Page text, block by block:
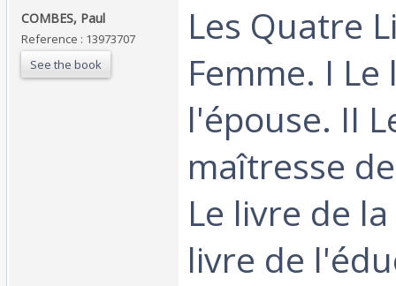
‎COMBES, Paul‎
Reference : 13973707
See the book
‎Les Quatre
Femme. I
l'épouse. II
maîtresse
Le livre de
livre de